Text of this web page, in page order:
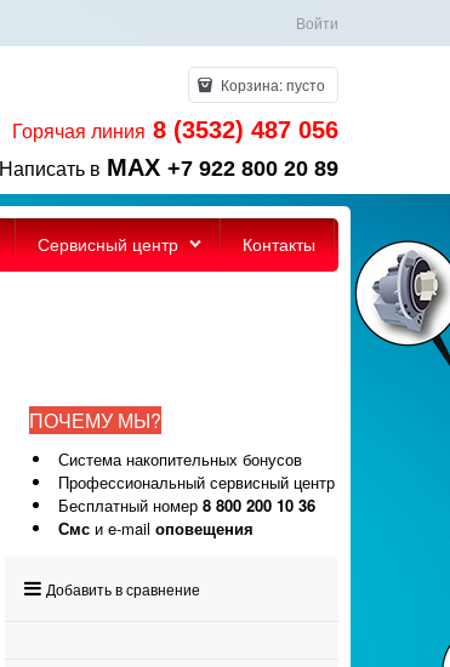
Войти
Корзина:пусто
Горячая линия 8 (3532) 487 056
Написать в MAX +7 922 800 20 89
Сервисный центр Контакты
ПОЧЕМУ МЫ?
Система накопительных бонусов
Профессиональный сервисный центр
Бесплатный номер 8 800 200 10 36
Смс и e-mail оповещения
Добавить в сравнение